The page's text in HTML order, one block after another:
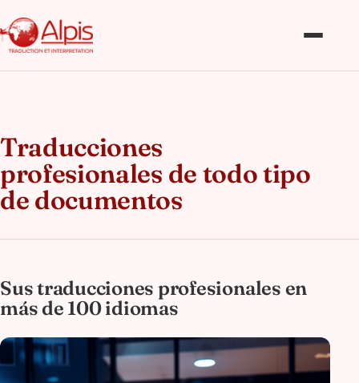
Traducciones
profesionales de todo tipo
de documentos
Sus traducciones profesionales en
más de 100 idiomas